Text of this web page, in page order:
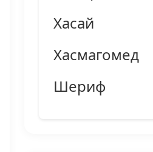
Хасай
Хасмагомед
Шериф